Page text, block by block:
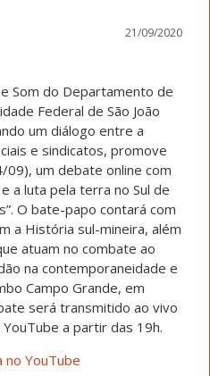
21/09/2020
Som do Departamento de
Federal de São João
um diálogo entre a
e sindicatos, promove
um debate online com
a luta pela terra no Sul de
O bate-papo contará com
a História sul-mineira, além
atuam no combate ao
na contemporaneidade e
Campo Grande, em
será transmitido ao vivo
YouTube a partir das 19h.
no YouTube